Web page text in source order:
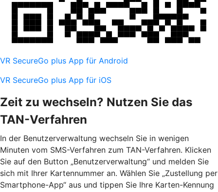
VR SecureGo plus App für Android
VR SecureGo plus App für iOS
Zeit zu wechseln? Nutzen Sie das
TAN-Verfahren
In der Benutzerverwaltung wechseln Sie in wenigen
Minuten vom SMS-Verfahren zum TAN-Verfahren. Klicken
Sie auf den Button „Benutzerverwaltung“ und melden Sie
sich mit Ihrer Kartennummer an. Wählen Sie „Zustellung per
Smartphone-App“ aus und tippen Sie Ihre Karten-Kennung